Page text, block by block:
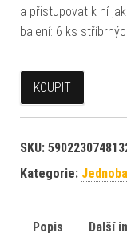
a přistupovat k ní
balení: 6 ks
KOUPIT
SKU:
Kategorie:
Popis Další